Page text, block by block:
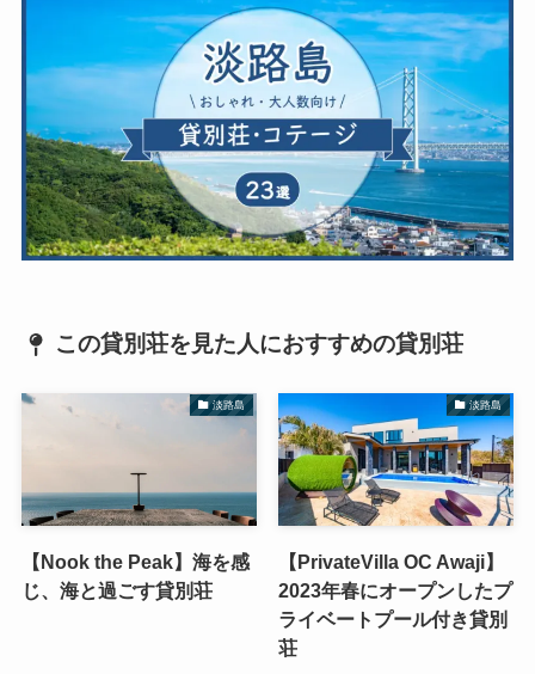
この貸別荘を見た人におすすめの貸別荘
淡路島
【Nook the Peak】海を感
じ、海と過ごす貸別荘
淡路島
【PrivateVilla OC Awaji】
2023年春にオープンしたプ
ライベートプール付き貸別
荘